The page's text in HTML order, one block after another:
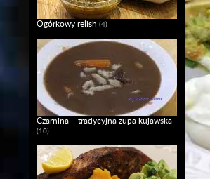
Ogórkowy relish (4)
Czarnina – tradycyjna zupa kujawska
(10)